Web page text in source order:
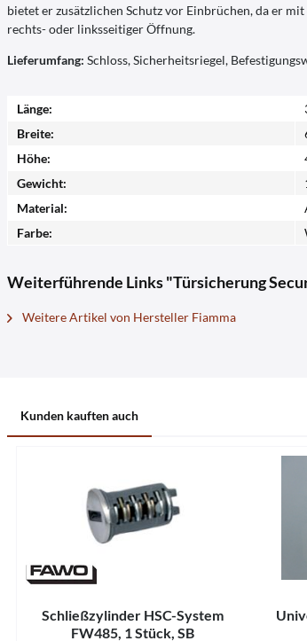
bietet er zusätzlichen Schutz vor Einbrüchen, da er
rechts- oder linksseitiger Öffnung.
Lieferumfang: Schloss, Sicherheitsriegel,
Länge:
Breite:
Höhe:
Gewicht:
Material:
Farbe:
Weiterführende Links "Türsicherung
Weitere Artikel von Hersteller Fiamma
Kunden kauften auch
Schließzylinder HSC-System
FW485, 1 Stück, SB